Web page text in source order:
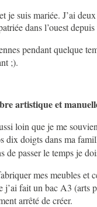
je suis mariée. J’ai
dans l’ouest
pendant quelque
;).
artistique et
loin que je me
dix doigts dans ma
de passer le temps je
mes meubles et
j’ai fait un bac A3 (arts
arrêté de créer.